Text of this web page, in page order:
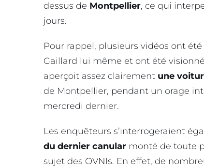
dessus de Montpellier, ce qui
jours.
Pour rappel, plusieurs vidéos ont
Gaillard lui même et ont été
aperçoit assez clairement une
de Montpellier, pendant un orage
mercredi dernier.
Les enquêteurs s’interrogeraient
du dernier canular monté de toute
sujet des OVNIs. En effet, de